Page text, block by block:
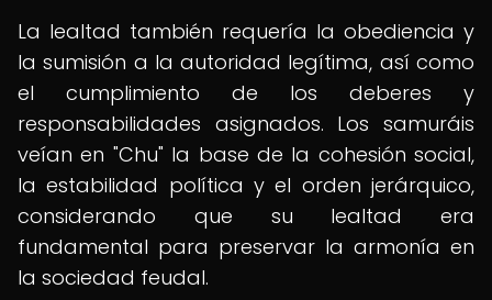
La lealtad también requería la obediencia y
la sumisión a la autoridad legítima, así como
el cumplimiento de los deberes y
responsabilidades asignados. Los samuráis
veían en "Chu" la base de la cohesión social,
la estabilidad política y el orden jerárquico,
considerando que su lealtad era
fundamental para preservar la armonía en
la sociedad feudal.